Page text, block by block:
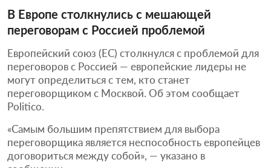
В Европе столкнулись с мешающей
переговорам с Россией проблемой
Европейский союз (ЕС) столкнулся с проблемой для
переговоров с Россией — европейские лидеры не
могут определиться с тем, кто станет
переговорщиком с Москвой. Об этом сообщает
Politico.
«Самым большим препятствием для выбора
переговорщика является неспособность европейцев
договориться между собой», — указано в